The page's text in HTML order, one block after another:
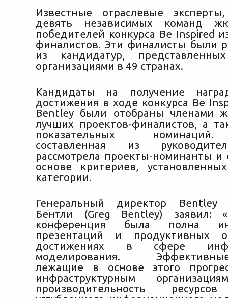
Известные отраслевые
девять независимых команд
победителей конкурса Be Inspired
финалистов. Эти финалисты были
из кандидатур,
организациями в 49 странах.
Кандидаты на получение
достижения в ходе конкурса Be
Bentley были отобраны членами
лучших проектов-финалистов, а
показательных
составленная из
рассмотрела проекты-номинанты и
основе критериев,
категории.
Генеральный директор Bentley
Бентли (Greg Bentley) заявил:
конференция была полна
презентаций и продуктивных
достижениях в сфере
моделирования.
лежащие в основе этого
инфраструктурным
производительность